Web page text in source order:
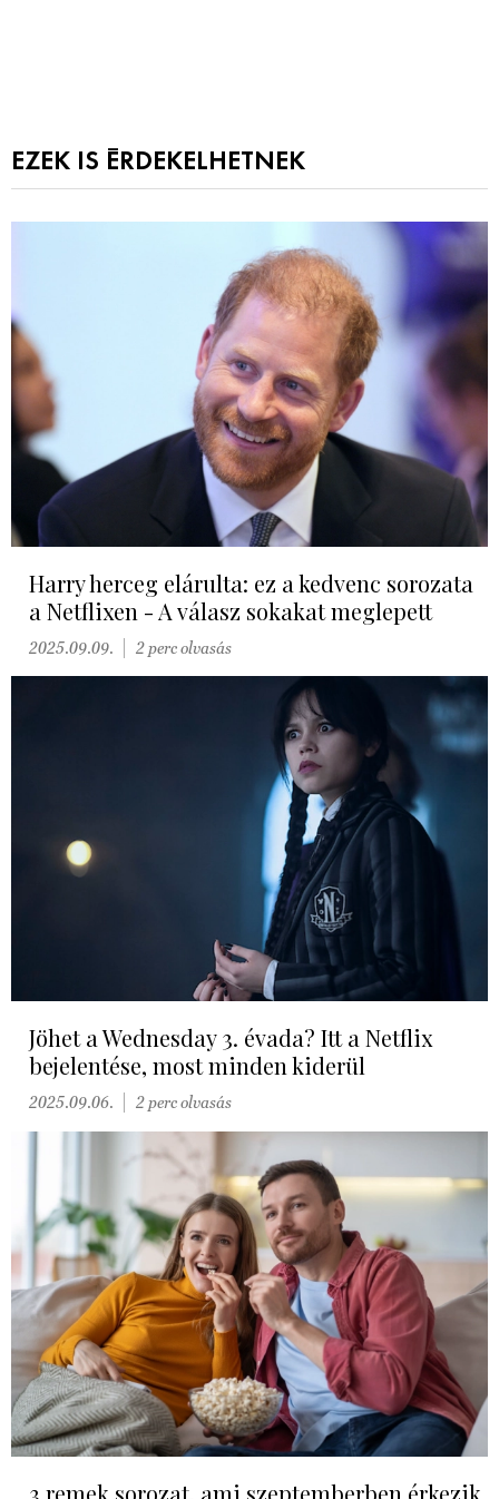
EZEK IS ÉRDEKELHETNEK
Harry herceg elárulta: ez a kedvenc sorozata
a Netflixen - A válasz sokakat meglepett
2025.09.09. 2 perc olvasás
Jöhet a Wednesday 3. évada? Itt a Netflix
bejelentése, most minden kiderül
2025.09.06. 2 perc olvasás
3 remek sorozat, ami szeptemberben érkezik